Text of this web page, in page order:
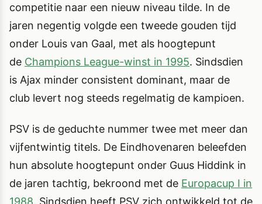
competitie naar een nieuw niveau tilde. In de
jaren negentig volgde een tweede gouden tijd
onder Louis van Gaal, met als hoogtepunt
de Champions League-winst in 1995. Sindsdien
is Ajax minder consistent dominant, maar de
club levert nog steeds regelmatig de kampioen.
PSV is de geduchte nummer twee met meer dan
vijfentwintig titels. De Eindhovenaren beleefden
hun absolute hoogtepunt onder Guus Hiddink in
de jaren tachtig, bekroond met de Europacup I in
1988 . Sindsdien heeft PSV zich ontwikkeld tot de